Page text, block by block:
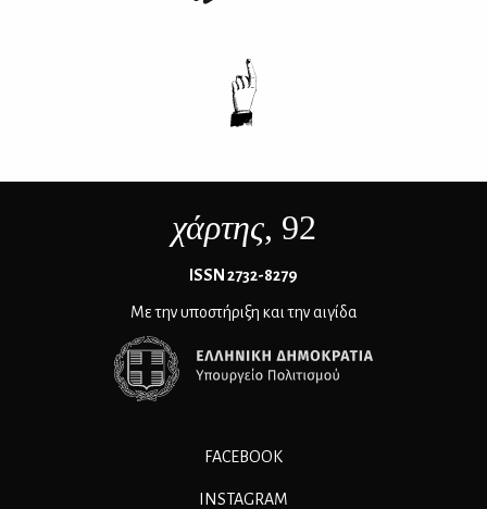
χάρτης, 92
ΙSSN 2732-8279
Με την υποστήριξη και την αιγίδα
FACEBOOK
INSTAGRAM